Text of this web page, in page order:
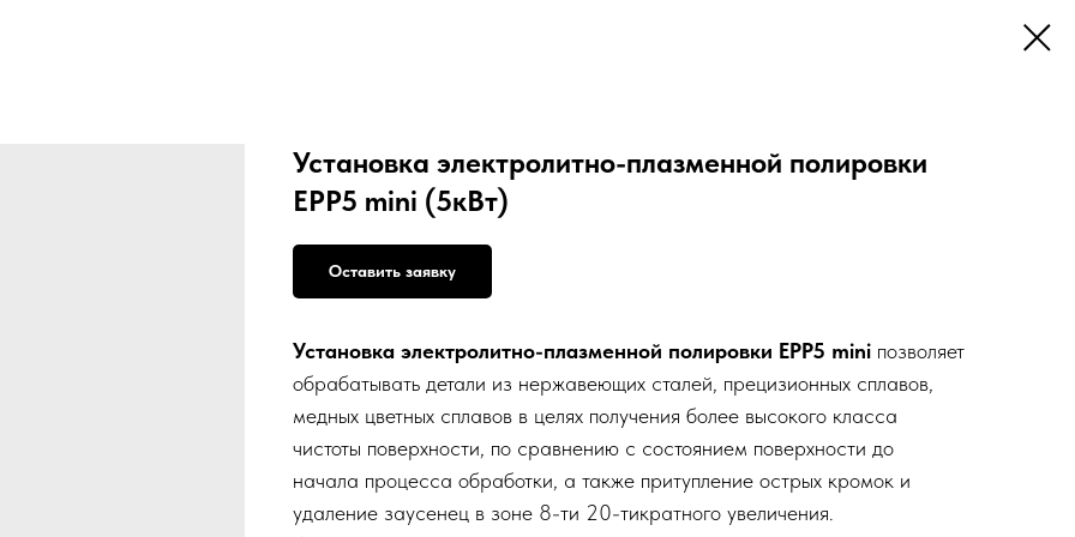
Установка электролитно-плазменной полировки
EPP5 mini (5кВт)
Оставить заявку
Установка электролитно-плазменной полировки EPP5 mini позволяет
обрабатывать детали из нержавеющих сталей, прецизионных сплавов,
медных цветных сплавов в целях получения более высокого класса
чистоты поверхности, по сравнению с состоянием поверхности до
начала процесса обработки, а также притупление острых кромок и
удаление заусенец в зоне 8-ти 20-тикратного увеличения.